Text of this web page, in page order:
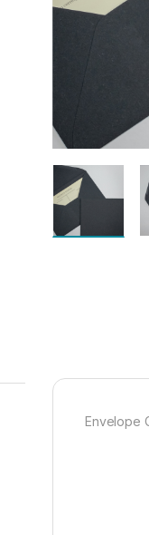
Envelope